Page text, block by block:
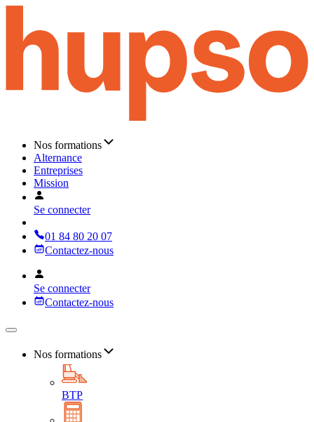
Nos formations
Alternance
Entreprises
Mission
Se connecter
01 84 80 20 07
Contactez-nous
Se connecter
Contactez-nous
Nos formations
BTP